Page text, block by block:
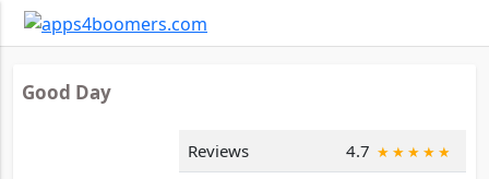
Good Day
Reviews
4.7